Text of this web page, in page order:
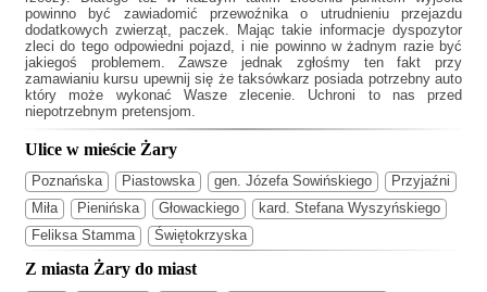
powinno być zawiadomić przewoźnika o utrudnieniu przejazdu
dodatkowych zwierząt, paczek. Mając takie informacje dyspozytor
zleci do tego odpowiedni pojazd, i nie powinno w żadnym razie być
jakiegoś problemem. Zawsze jednak zgłośmy ten fakt przy
zamawianiu kursu upewnij się że taksówkarz posiada potrzebny auto
który może wykonać Wasze zlecenie. Uchroni to nas przed
niepotrzebnym pretensjom.
Ulice w mieście Żary
Poznańska Piastowska gen. Józefa Sowińskiego
Przyjaźni
Miła
Pienińska Głowackiego
kard. Stefana Wyszyńskiego
Feliksa Stamma
Świętokrzyska
Z miasta Żary do miast